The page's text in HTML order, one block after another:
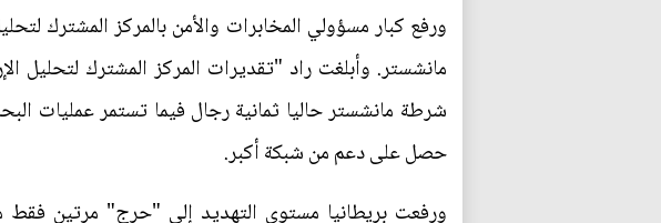
ورفع كبار مسؤولي المخابرات والأمن بالمركز
مانشستر. وأبلغت راد "تقديرات المركز المشترك
حصل على دعم من شبكة أكبر.